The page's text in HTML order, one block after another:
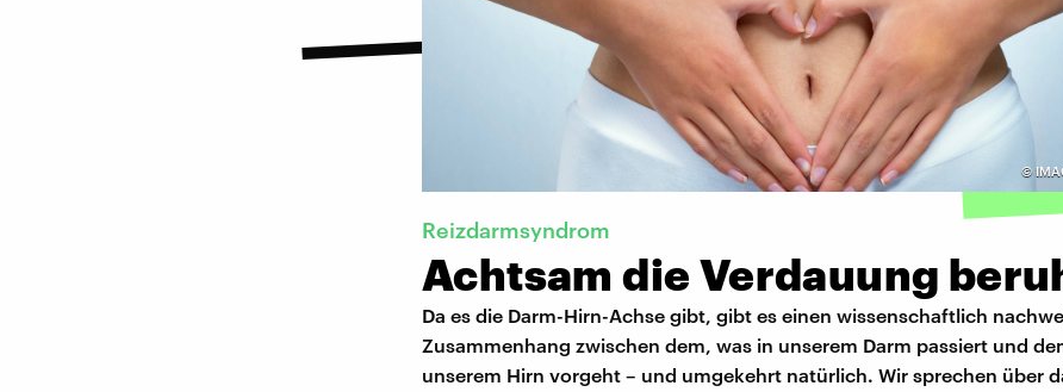
©
Reizdarmsyndrom
Achtsam die Verdauung
Da es die Darm-Hirn-Achse gibt, gibt es einen wissenschaftlich
Zusammenhang zwischen dem, was in unserem Darm passiert und
unserem Hirn vorgeht – und umgekehrt natürlich. Wir sprechen über